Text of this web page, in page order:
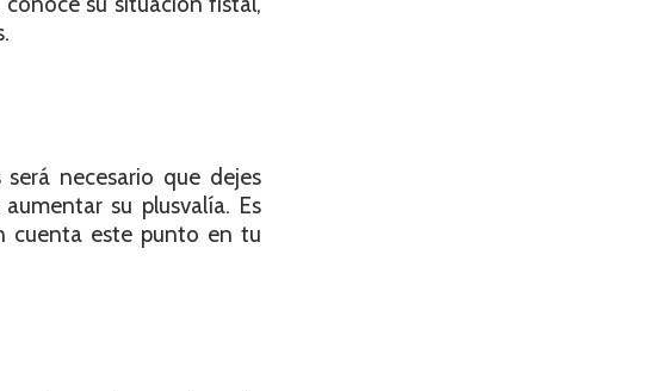
necesario que dejes
su plusvalía. Es
cuenta este punto en tu